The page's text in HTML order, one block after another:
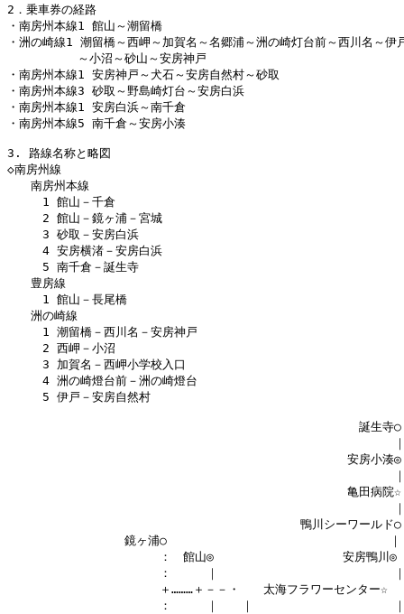
2．乗車券の経路
・南房州本線1 館山～潮留橋
・洲の崎線1 潮留橋～西岬～加賀名～名郷浦～洲の崎灯台前～西川名～伊
～小沼～砂山～安房神戸
・南房州本線1 安房神戸～犬石～安房自然村～砂取
・南房州本線3 砂取～野島崎灯台～安房白浜
・南房州本線1 安房白浜～南千倉
・南房州本線5 南千倉～安房小湊
3. 路線名称と略図
◇南房州線
南房州本線
1 館山－千倉
2 館山－鏡ヶ浦－宮城
3 砂取－安房白浜
4 安房横渚－安房白浜
5 南千倉－誕生寺
豊房線
1 館山－長尾橋
洲の崎線
1 潮留橋－西川名－安房神戸
2 西岬－小沼
3 加賀名－西岬小学校入口
4 洲の崎燈台前－洲の崎燈台
5 伊戸－安房自然村
誕生寺○
安房小湊◎
亀田病院☆
鴨川シーワールド○
鏡ヶ浦○　　　　　　　　　　　　　　　　　　　｜
：　館山◎　　　　　　　　　　　安房鴨川◎
：　　　｜　　　　　　　　　　　　　　　
＋………＋－－・　　太海フラワーセンター☆
：　　　｜　　｜　　　　　　　　　　　　